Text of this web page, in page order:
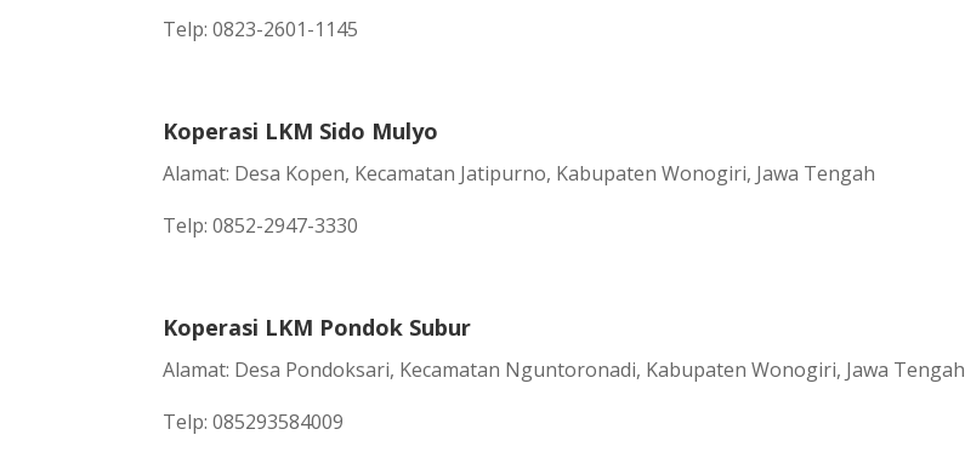
Telp: 0823-2601-1145
Koperasi LKM Sido Mulyo
Alamat: Desa Kopen, Kecamatan Jatipurno, Kabupaten Wonogiri, Jawa Tengah
Telp: 0852-2947-3330
Koperasi LKM Pondok Subur
Alamat: Desa Pondoksari, Kecamatan Nguntoronadi, Kabupaten Wonogiri, Jawa Tengah
Telp: 085293584009